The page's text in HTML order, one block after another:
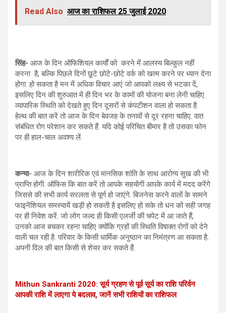
Read Also आज का राशिफल 25 जुलाई 2020
सिंह- आज के दिन ऑफिशियल कार्यों को करने में आलस्य बिल्कुल नहीं
करना है, बल्कि पिछले दिनों छूटे छोटे-छोटे वर्क को खत्म करने पर ध्यान देना
होगा. हो सकता है मन में अधिक विचार आएं जो आपको लक्ष्य से भटका दें,
इसलिए दिन की शुरुआत में ही दिन भर के कामों की योजना बना लेनी चाहिए.
व्यापारिक स्थिति को देखते हुए दिन दूसरों से कंपटीशन वाला हो सकता है.
हेल्थ की बात करें तो आज के दिन बेवजह के तनावों से दूर रहना चाहिए. वात
संबंधित रोग परेशान कर सकते हैं. यदि कोई परिचित बीमार है तो उसका फोन
पर ही हाल-चाल अवश्य लें.
कन्या- आज के दिन शारीरिक एवं मानसिक शांति के साथ आरोग्य सुख की भी
प्राप्ति होगी. ऑफिस कि बात करें तो आपके सहयोगी आपके कार्य में मदद करेंगे
जिससे की सभी कार्य सरलता से पूर्ण हो जाएंगे. बिजनेस करने वालों के सामने
फाइनेंशियल समस्यायें खड़ी हो सकती है इसलिए हो सके तो धन को सही जगह
पर ही निवेश करें. जो लोग जल्द ही किसी एलर्जी की चपेट में आ जाते हैं,
उनको आज बचकर रहना चाहिए क्योंकि ग्रहों की स्थिति विषाक्त रोगों को देने
वाली चल रही है. परिवार के किसी धार्मिक अनुष्ठान का निमंत्रण आ सकता है.
अपनी दिल की बात किसी से शेयर कर सकते हैं.
Mithun Sankranti 2020: सूर्य ग्रहण से पूर्व सूर्य का राशि परिर्वन
आपकी राशि में लाएगा ये बदलाव, जानें सभी राशियों का राशिफल